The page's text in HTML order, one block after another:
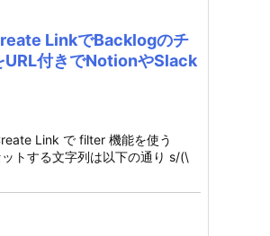
LinkでBacklogのチ
URL付きでNotionやSlack
Link で filter 機能を使う
トする文字列は以下の通り s/(\